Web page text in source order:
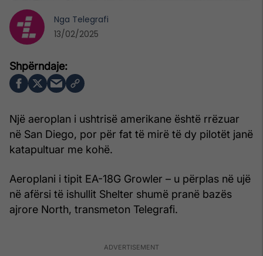
Një aeroplan i ushtrisë amerikane është rrëzuar
në San Diego, por për fat të mirë të dy pilotët janë
katapultuar me kohë.
Aeroplani i tipit EA-18G Growler – u përplas në ujë
në afërsi të ishullit Shelter shumë pranë bazës
ajrore North, transmeton Telegrafi.
Nga Telegrafi
13/02/2025